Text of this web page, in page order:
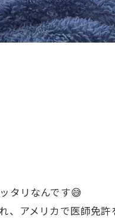
タリなんです😅
アメリカで医師免